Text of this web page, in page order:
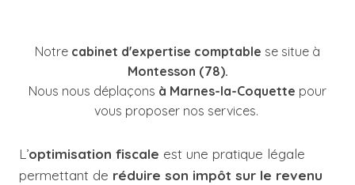
Notre cabinet d'expertise comptable se situe à
Montesson (78).
Nous nous déplaçons à Marnes-la-Coquette pour
vous proposer nos services.
L’optimisation fiscale est une pratique légale
permettant de réduire son impôt sur le revenu